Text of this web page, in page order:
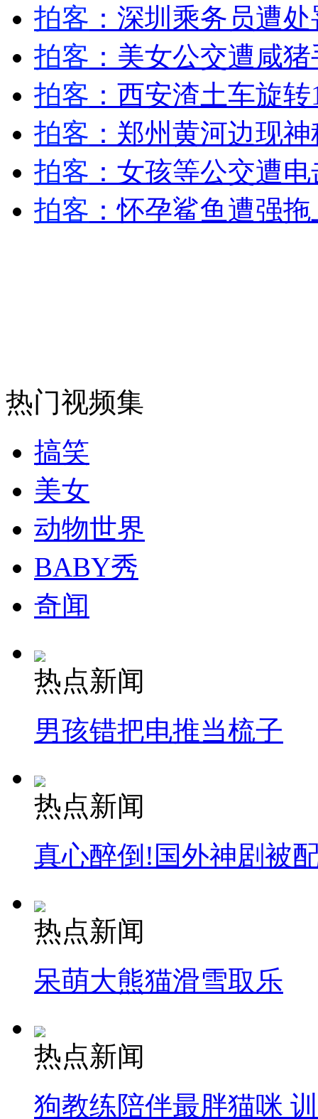
外交部：有关国家言论片面不公正
安徽一实载49人客车翻车
走！跟着总书记去植树
消防员救轻生者 花炮节热闹非凡 减压"枕头大战"
拍客 ：深圳乘务员遭
拍客 ：美女公交遭咸
拍客 ：西安渣土车旋
拍客 ：郑州黄河边现
拍客 ：女孩等公交遭
拍客 ：怀孕鲨鱼遭强
热门视频集
搞笑
美女
动物世界
BABY秀
奇闻
热点新闻
男孩错把电推当梳子
热点新闻
真心醉倒!国外神剧被
热点新闻
呆萌大熊猫滑雪取乐
热点新闻
狗教练陪伴最胖猫咪